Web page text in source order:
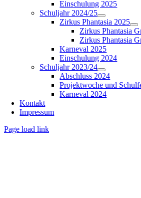
Einschulung 2025
Schuljahr 2024/25
Zirkus Phantasia 2025
Zirkus Phantasia
Zirkus Phantasia
Karneval 2025
Einschulung 2024
Schuljahr 2023/24
Abschluss 2024
Projektwoche und
Karneval 2024
Kontakt
Impressum
Page load link